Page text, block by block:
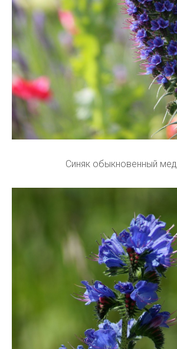
Синяк обыкновенный